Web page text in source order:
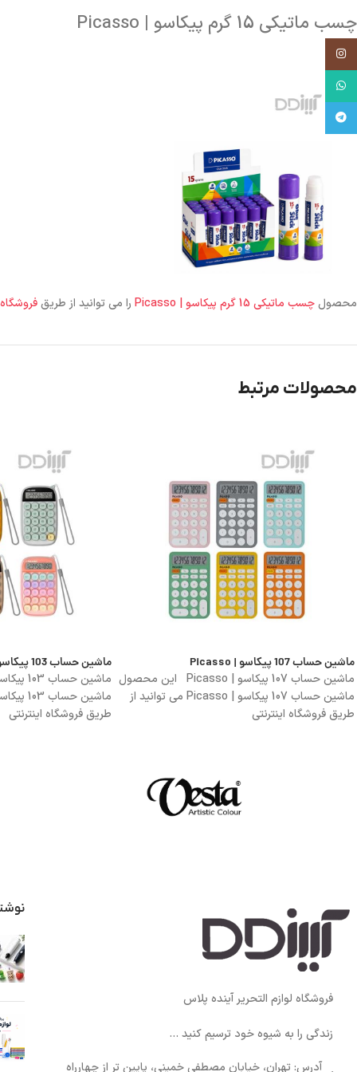
چسب ماتیکی 15 گرم پیکاسو | Picasso
محصولچسب ماتیکی 15 گرم پیکاسو | Picasso را می توانید از طریق
محصولات مرتبط
ماشین حساب 107 پیکاسو | Picasso
ماشین حساب 107 پیکاسو | Picasso این محصول
ماشین حساب 107 پیکاسو | Picasso می توانید از
طریق فروشگاه اینترنتی
ماشین حساب 103 پیکاسو | Picasso
طریق فروشگاه اینترنتی
فروشگاه لوازم التحریر آینده پلاس
زندگی را به شیوه خود ترسیم کنید ...
آدرس: تهران، خیابان مصطفی خمینی، پایین تر از چهارراه
تلگرام